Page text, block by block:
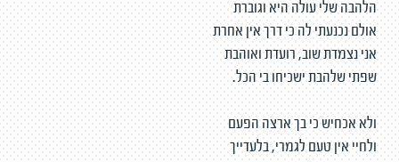
הלהבה שלי עולה היא וגוברת
אולם נכנעתי לה כי דרך אין אחרת
אני נצמדת שוב, רועדת ואוהבת
שפתי שלהבת ישכיחו בי הכל.
ולא אכחיש כי בך ארצה הפעם
ולחיי אין טעם לגמרי, בלעדייך